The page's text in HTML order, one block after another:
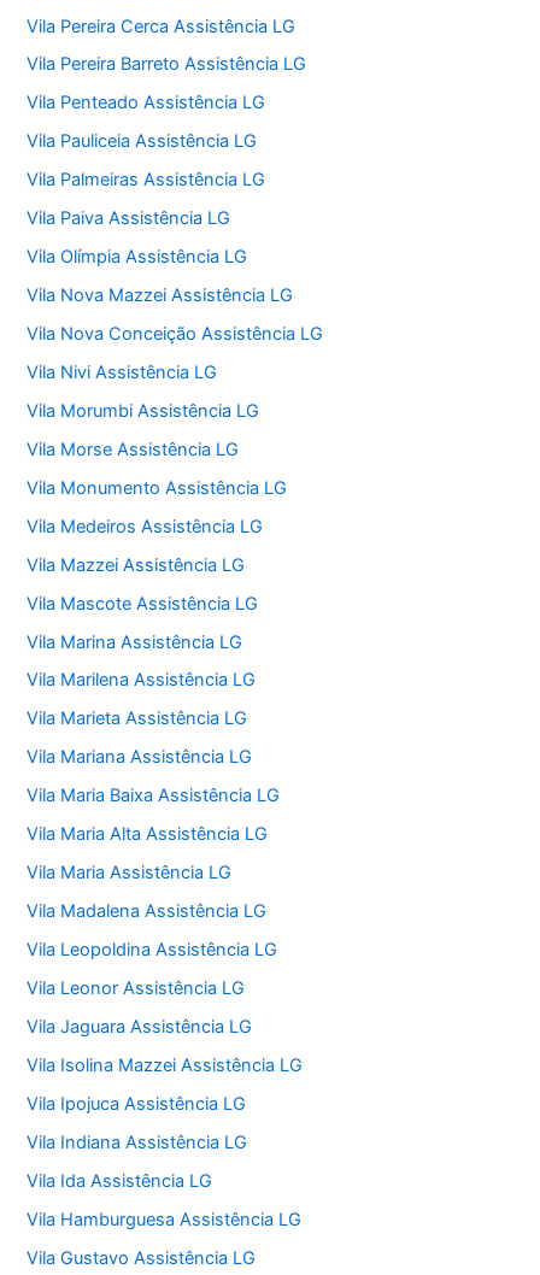
Vila Pereira Cerca Assistência LG
Vila Pereira Barreto Assistência LG
Vila Penteado Assistência LG
Vila Pauliceia Assistência LG
Vila Palmeiras Assistência LG
Vila Paiva Assistência LG
Vila Olímpia Assistência LG
Vila Nova Mazzei Assistência LG
Vila Nova Conceição Assistência LG
Vila Nivi Assistência LG
Vila Morumbi Assistência LG
Vila Morse Assistência LG
Vila Monumento Assistência LG
Vila Medeiros Assistência LG
Vila Mazzei Assistência LG
Vila Mascote Assistência LG
Vila Marina Assistência LG
Vila Marilena Assistência LG
Vila Marieta Assistência LG
Vila Mariana Assistência LG
Vila Maria Baixa Assistência LG
Vila Maria Alta Assistência LG
Vila Maria Assistência LG
Vila Madalena Assistência LG
Vila Leopoldina Assistência LG
Vila Leonor Assistência LG
Vila Jaguara Assistência LG
Vila Isolina Mazzei Assistência LG
Vila Ipojuca Assistência LG
Vila Indiana Assistência LG
Vila Ida Assistência LG
Vila Hamburguesa Assistência LG
Vila Gustavo Assistência LG